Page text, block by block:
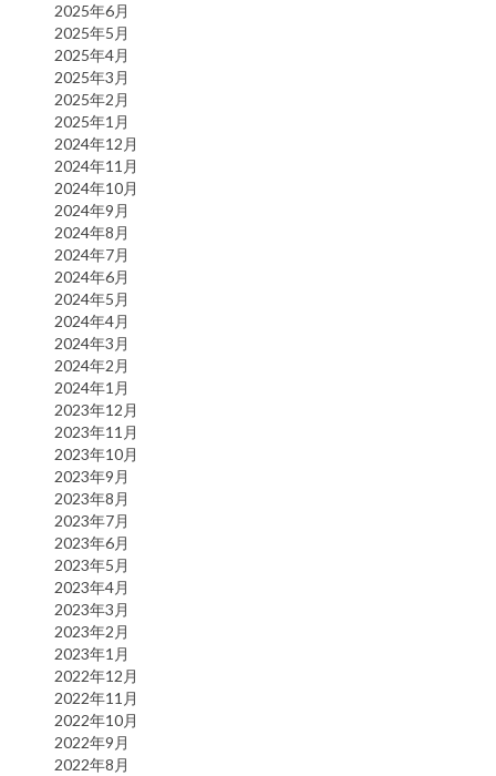
2025年6月
2025年5月
2025年4月
2025年3月
2025年2月
2025年1月
2024年12月
2024年11月
2024年10月
2024年9月
2024年8月
2024年7月
2024年6月
2024年5月
2024年4月
2024年3月
2024年2月
2024年1月
2023年12月
2023年11月
2023年10月
2023年9月
2023年8月
2023年7月
2023年6月
2023年5月
2023年4月
2023年3月
2023年2月
2023年1月
2022年12月
2022年11月
2022年10月
2022年9月
2022年8月